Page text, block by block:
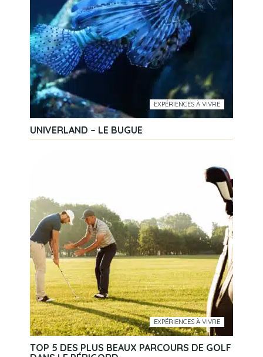
EXPÉRIENCES À VIVRE
UNIVERLAND – LE BUGUE
EXPÉRIENCES À VIVRE
TOP 5 DES PLUS BEAUX PARCOURS DE GOLF